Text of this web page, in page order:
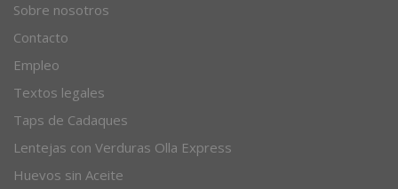
Empresas
Sobre nosotros
Contacto
Empleo
Textos legales
Taps de Cadaques
Lentejas con Verduras Olla Express